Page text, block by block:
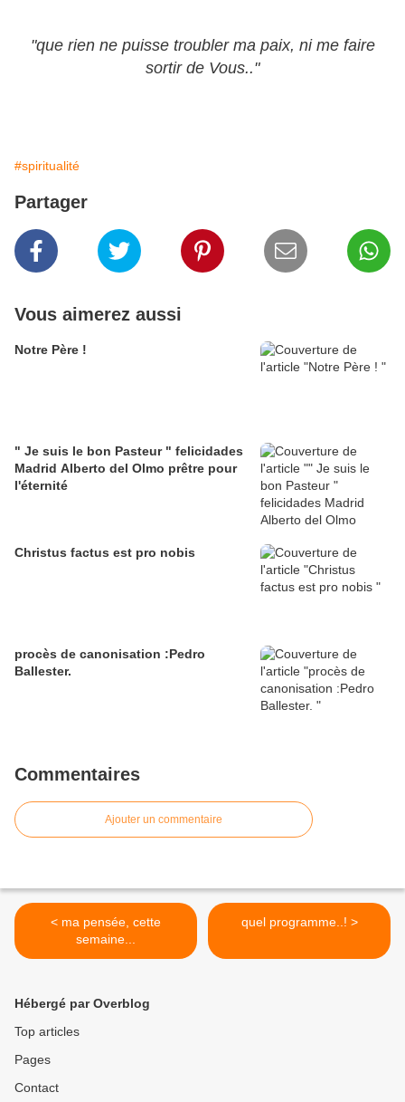
"que rien ne puisse troubler ma paix, ni me faire
sortir de Vous.."
#spiritualité
Partager
Vous aimerez aussi
Notre Père !
" Je suis le bon Pasteur " felicidades
Madrid Alberto del Olmo prêtre pour
l'éternité
Christus factus est pro nobis
procès de canonisation :Pedro
Ballester.
Commentaires
Ajouter un commentaire
< ma pensée, cette
semaine...
quel programme..! >
Hébergé par Overblog
Top articles
Pages
Contact